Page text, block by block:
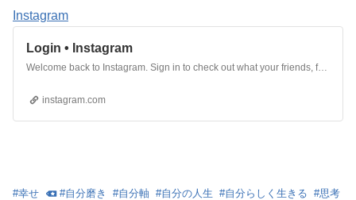
Instagram
Login • Instagram
Welcome back to Instagram. Sign in to check out what your friends, family & interests have been capturing & sharing around the world.
instagram.com
#幸せ #自分磨き #自分軸 #自分の人生 #自分らしく生きる #思考